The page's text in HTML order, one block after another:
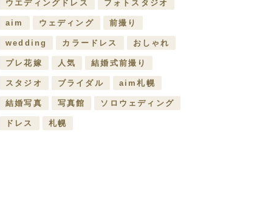
ウエディングドレス フォトスタジオ
aim ウェディング 前撮り
wedding カラードレス おしゃれ
プレ花嫁 人気 結婚式前撮り
スタジオ ブライダル aim札幌
結婚写真 写真館 ソロウェディング
ドレス 札幌